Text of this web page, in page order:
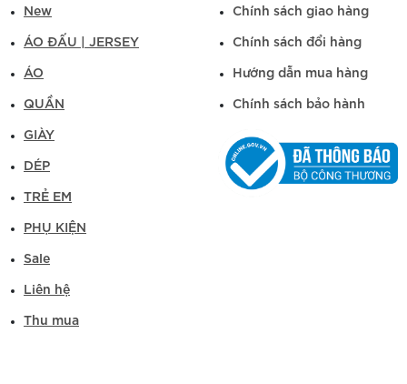
New
ÁO ĐẤU | JERSEY
ÁO
QUẦN
GIÀY
DÉP
TRẺ EM
PHỤ KIỆN
Sale
Liên hệ
Thu mua
Chính sách giao hàng
Chính sách đổi hàng
Hướng dẫn mua hàng
Chính sách bảo hành